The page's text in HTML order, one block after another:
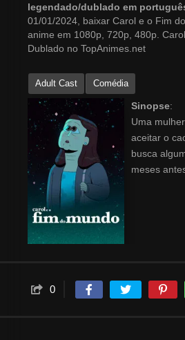
legendado/dublado em
01/01/2024, baixar Carol e o Fim
anime em 1080p, 720p, 480p.
Dublado no TopAnimes.net
Adult Cast Comédia
Sinopse:
Uma
aceitar o
busca
meses
0